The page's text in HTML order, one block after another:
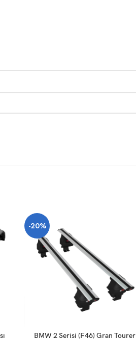
-20%
SEPETE EKLE
BMW 2 Serisi (F46) Gran Tourer